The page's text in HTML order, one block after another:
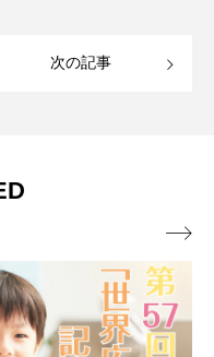
次の記事
